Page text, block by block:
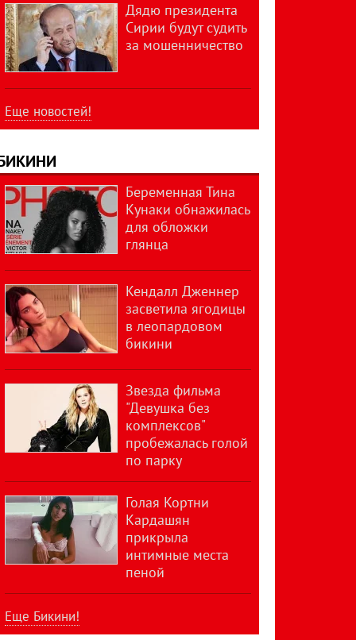
Дядю президента
Сирии будут судить
за мошенничество
Еще новостей!
Беременная Тина
Кунаки обнажилась
для обложки
глянца
Кендалл Дженнер
засветила ягодицы
в леопардовом
бикини
Звезда фильма
"Девушка без
комплексов"
пробежалась голой
по парку
Голая Кортни
Кардашян
прикрыла
интимные места
пеной
Еще Бикини!